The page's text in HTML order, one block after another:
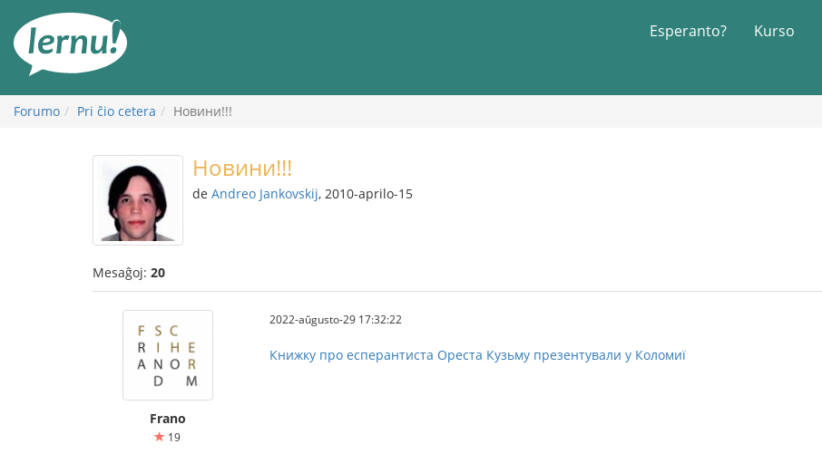
enhavo
Esperanto? Kurso
Forumo Pri ĉio cetera Новини!!!
Новини!!!
de Andreo Jankovskij, 2010-aprilo-15
Mesaĝoj: 20
Frano
19
2022-aŭgusto-29 17:32:22
Книжку про есперантиста Ореста Кузьму презентували у Коломиї